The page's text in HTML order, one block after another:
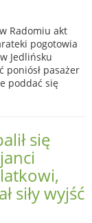
Radomiu akt
pogotowia
Jedlińsku
poniósł pasażer
poddać się
się
siły wyjść